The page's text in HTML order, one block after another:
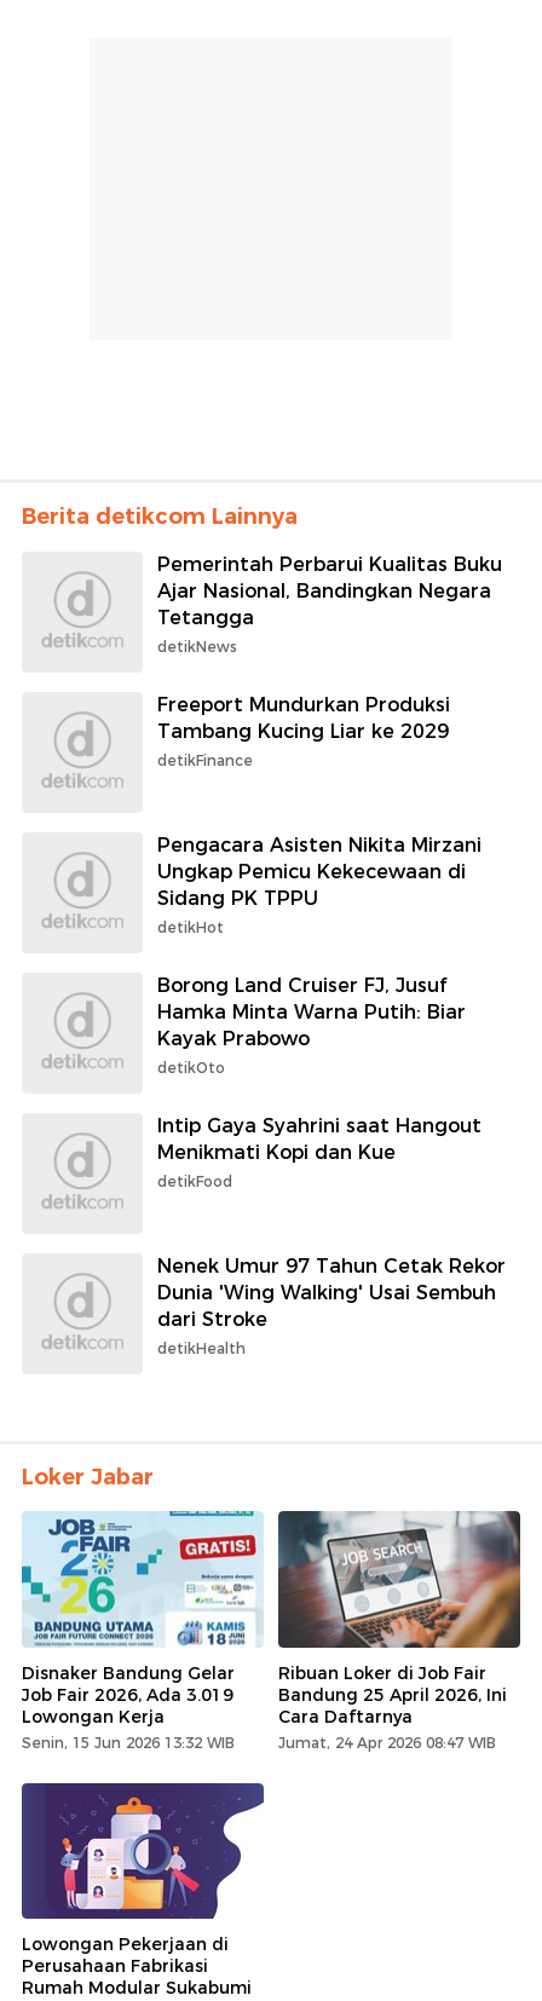
Berita detikcom Lainnya
Pemerintah Perbarui Kualitas Buku
Ajar Nasional, Bandingkan Negara
Tetangga
detikNews
Freeport Mundurkan Produksi
Tambang Kucing Liar ke 2029
detikFinance
Pengacara Asisten Nikita Mirzani
Ungkap Pemicu Kekecewaan di
Sidang PK TPPU
detikHot
Borong Land Cruiser FJ, Jusuf
Hamka Minta Warna Putih: Biar
Kayak Prabowo
detikOto
Intip Gaya Syahrini saat Hangout
Menikmati Kopi dan Kue
detikFood
Nenek Umur 97 Tahun Cetak Rekor
Dunia 'Wing Walking' Usai Sembuh
dari Stroke
detikHealth
Loker Jabar
Disnaker Bandung Gelar
Job Fair 2026, Ada 3.019
Lowongan Kerja
Senin, 15 Jun 2026 13:32 WIB
Ribuan Loker di Job Fair
Bandung 25 April 2026, Ini
Cara Daftarnya
Jumat, 24 Apr 2026 08:47 WIB
Lowongan Pekerjaan di
Perusahaan Fabrikasi
Rumah Modular Sukabumi